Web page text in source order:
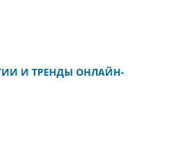
И ТРЕНДЫ ОНЛАЙН-